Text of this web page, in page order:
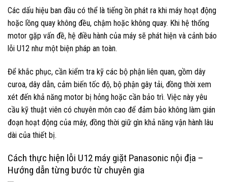
Các dấu hiệu ban đầu có thể là tiếng ồn phát ra khi máy hoạt động
hoặc lồng quay không đều, chậm hoặc không quay. Khi hệ thống
motor gặp vấn đề, hệ điều hành của máy sẽ phát hiện và cảnh báo
lỗi U12 như một biện pháp an toàn.
Để khắc phục, cần kiểm tra kỹ các bộ phận liên quan, gồm dây
curoa, dây dẫn, cảm biến tốc độ, bộ phận gây tải, đồng thời xem
xét đến khả năng motor bị hỏng hoặc cần bảo trì. Việc này yêu
cầu kỹ thuật viên có chuyên môn cao để đảm bảo không làm gián
đoạn hoạt động của máy, đồng thời giữ gìn khả năng vận hành lâu
dài của thiết bị.
Cách thực hiện lỗi U12 máy giặt Panasonic nội địa –
Hướng dẫn từng bước từ chuyên gia